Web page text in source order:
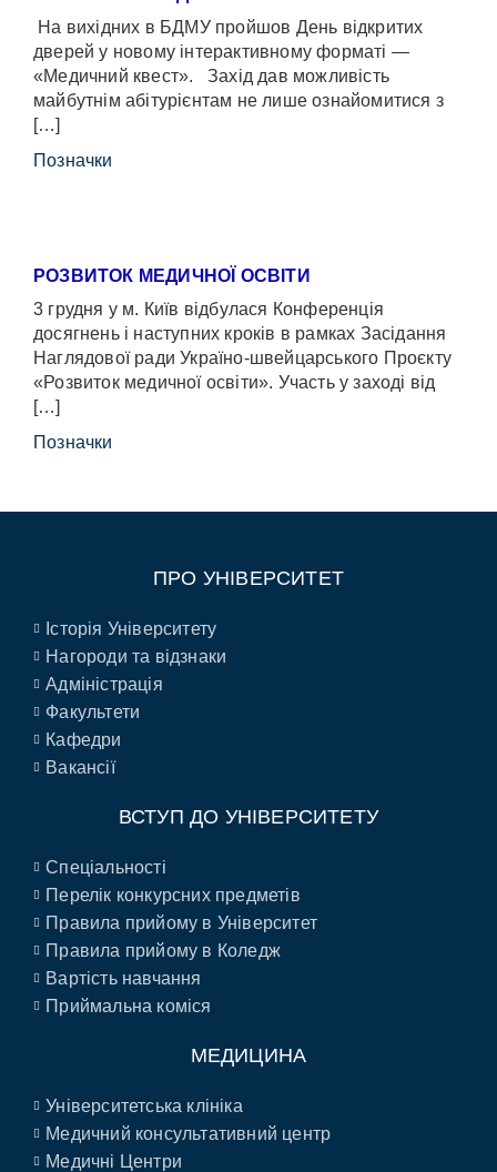
На вихідних в БДМУ пройшов День відкритих
дверей у новому інтерактивному форматі —
«Медичний квест». Захід дав можливість
майбутнім абітурієнтам не лише ознайомитися з
[…]
Позначки
РОЗВИТОК МЕДИЧНОЇ ОСВІТИ
3 грудня у м. Київ відбулася Конференція
досягнень і наступних кроків в рамках Засідання
Наглядової ради Україно-швейцарського Проєкту
«Розвиток медичної освіти». Участь у заході від
[…]
Позначки
ПРО УНІВЕРСИТЕТ
Історія Університету
Нагороди та відзнаки
Адміністрація
Факультети
Кафедри
Вакансії
ВСТУП ДО УНІВЕРСИТЕТУ
Спеціальності
Перелік конкурсних предметів
Правила прийому в Університет
Правила прийому в Коледж
Вартість навчання
Приймальна коміся
МЕДИЦИНА
Університетська клініка
Медичний консультативний центр
Медичні Центри